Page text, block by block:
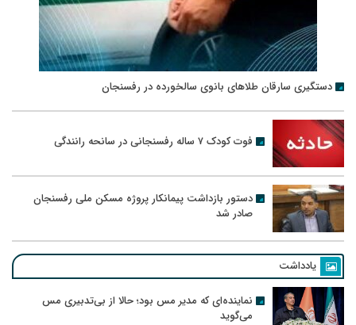
دستگیری سارقان طلاهای بانوی سالخورده در رفسنجان
فوت کودک ۷ ساله رفسنجانی در سانحه رانندگی
دستور بازداشت پیمانکار پروژه مسکن ملی رفسنجان
صادر شد
یادداشت
نماینده‌ای که مدیر مس بود؛ حالا از بی‌تدبیری مس
می‌گوید